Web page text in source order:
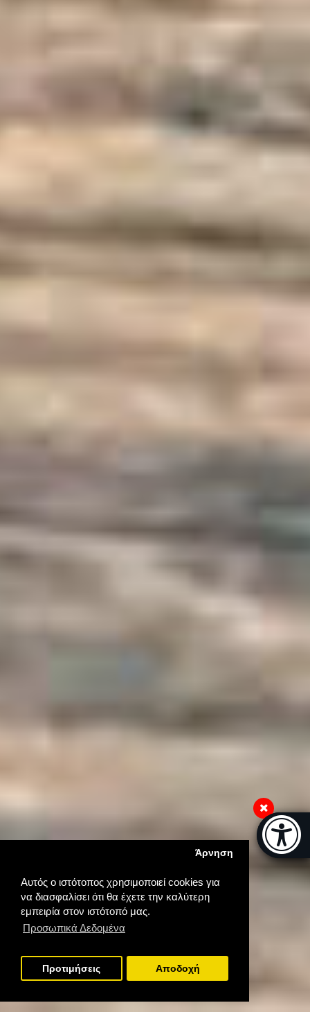
Αυτός ο ιστότοπος χρησιμοποιεί cookies για
να διασφαλίσει ότι θα έχετε την καλύτερη
εμπειρία στον ιστότοπό μας.
Προσωπικά Δεδομένα
Άρνηση
Προτιμήσεις Aποδοχή
Μπάρα